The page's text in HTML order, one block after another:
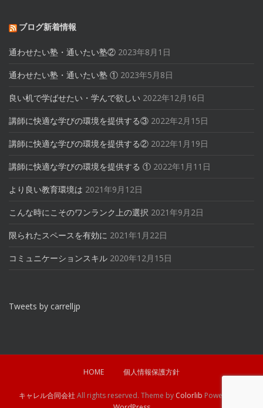
ブログ新着情報
通わせたい塾・通いたい塾② 2023年8月1日
通わせたい塾・通いたい塾 ① 2023年5月8日
良い机で学ばせたい・学んで欲しい 2022年12月16日
講師に快適な学びの環境を提供する③ 2022年2月15日
講師に快適な学びの環境を提供する② 2022年1月19日
講師に快適な学びの環境を提供する ① 2022年1月11日
より良い教育環境は 2021年9月12日
こんな時にこそのワンランク上の選択 2021年9月2日
限られたスペースを有効に 2021年1月22日
コミュニケーションスキル 2020年12月15日
Tweets by carrelljp
HOME 個人情報保護方針
キャレル合同会社 All rights reserved. Theme by Colorlib Powered by